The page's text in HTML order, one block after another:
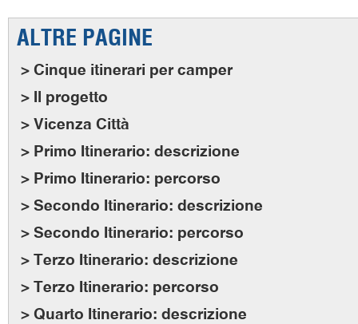
ALTRE PAGINE
> Cinque itinerari per camper
> Il progetto
> Vicenza Città
> Primo Itinerario: descrizione
> Primo Itinerario: percorso
> Secondo Itinerario: descrizione
> Secondo Itinerario: percorso
> Terzo Itinerario: descrizione
> Terzo Itinerario: percorso
> Quarto Itinerario: descrizione